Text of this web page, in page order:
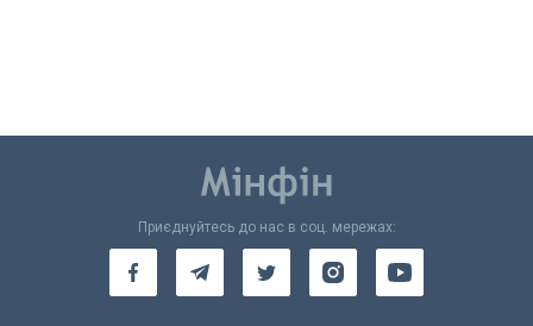
Приєднуйтесь до нас в соц. мережах: